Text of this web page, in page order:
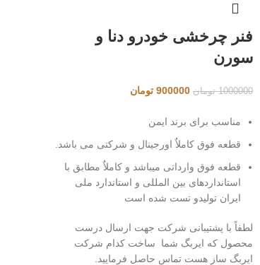
فنر چرخشی خودرو دنا و
سورن
1000000 تومان قیمت
1000000 تومان
بود.
900000 تومانقیمت
مناسب برای برند ایمن
قطعه فوق کاملاٌ اورجینال و شرکتی می باشد.
قطعه فوق وارداتی میباشد و کاملاٌ مطابق با
استانداردهای بین المللی و استاندارد ملی
ایران تولیدو تست شده است
لطفاً با پشتیبانی شرکت جهت ارسال درست
محصول که ایربگ شما ساخت کدام شرکت
ایربگ ساز هست تماس حاصل فرمایید.